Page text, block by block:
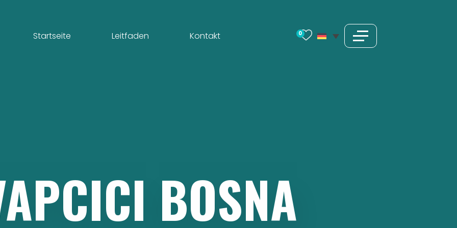
Startseite Leitfaden Kontakt 0
BOSNA